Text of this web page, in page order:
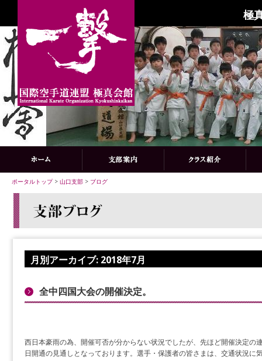
極
ポータルトップ> 山口支部 > ブログ
月別アーカイブ: 2018年7月
全中四国大会の開催決定。
西日本豪雨の為、開催可否が分からない状況でしたが、先ほど開催決定の
日開通の見通しとなっております。選手・保護者の皆さまは、交通状況に